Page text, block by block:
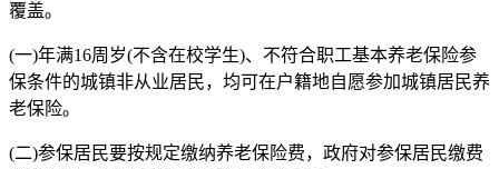
覆盖。
(一)年满16周岁(不含在校学生)、不符合职工基本养老保险参
保条件的城镇非从业居民，均可在户籍地自愿参加城镇居民养
老保险。
(二)参保居民要按规定缴纳养老保险费，政府对参保居民缴费